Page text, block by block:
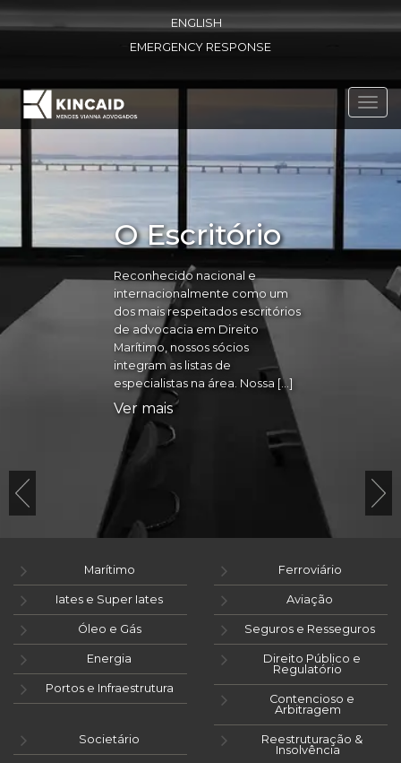
ENGLISH
EMERGENCY RESPONSE
O Escritório
Reconhecido nacional e
internacionalmente como um
dos mais respeitados escritórios
de advocacia em Direito
Marítimo, nossos sócios
integram as listas de
especialistas na área. Nossa […]
Ver mais
Marítimo
Iates e Super Iates
Óleo e Gás
Energia
Portos e Infraestrutura
Ferroviário
Aviação
Seguros e Resseguros
Direito Público e
Regulatório
Contencioso e
Arbitragem
Societário
Reestruturação &
Insolvência